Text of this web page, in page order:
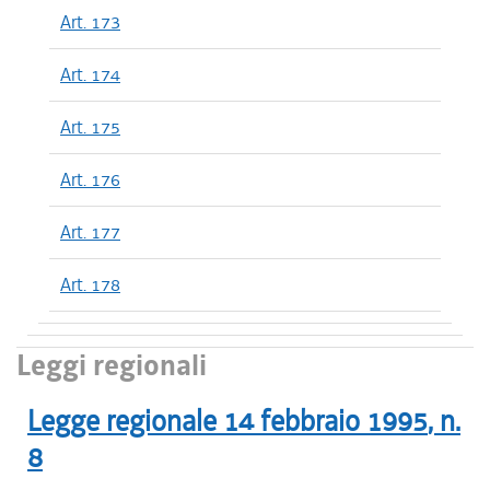
Art. 173
Art. 174
Art. 175
Art. 176
Art. 177
Art. 178
Leggi regionali
Legge regionale 14 febbraio 1995, n.
8